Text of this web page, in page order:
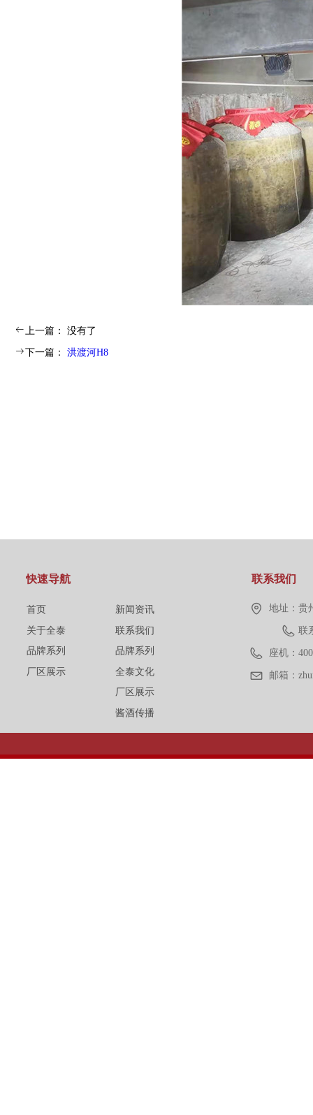
ꂃ上一篇： 没有了
ꁹ下一篇： 洪渡河H8
快速导航
新闻资讯
联系我们
品牌系列
全泰文化
厂区展示
酱酒传播
首页
关于全泰
品牌系列
厂区展示
联系我们
地址： 贵
联
座机：
邮箱：